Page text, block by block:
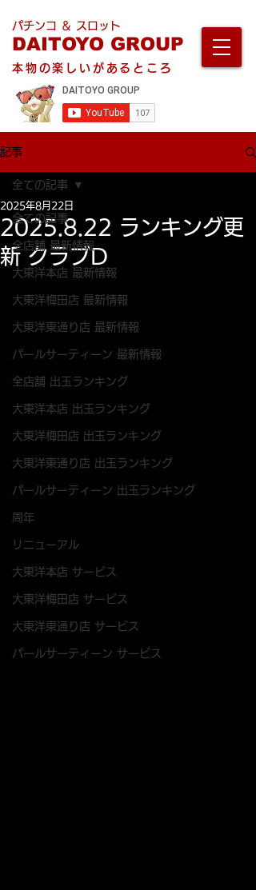
パチンコ ＆ スロット
DAITOYO GROUP
本物の楽しいがあるところ
記事
全ての記事
全店舗 最新情報
大東洋本店 最新情報
大東洋梅田店 最新情報
大東洋東通り店 最新情報
パールサーティーン 最新情報
全店舗 出玉ランキング
大東洋本店 出玉ランキング
大東洋梅田店 出玉ランキング
大東洋東通り店 出玉ランキング
パールサーティーン 出玉ランキング
周年
リニューアル
大東洋本店 サービス
大東洋梅田店 サービス
大東洋東通り店 サービス
パールサーティーン サービス
全ての記事
2025.8.22 ランキング更
新 クラブD
2025年8月22日